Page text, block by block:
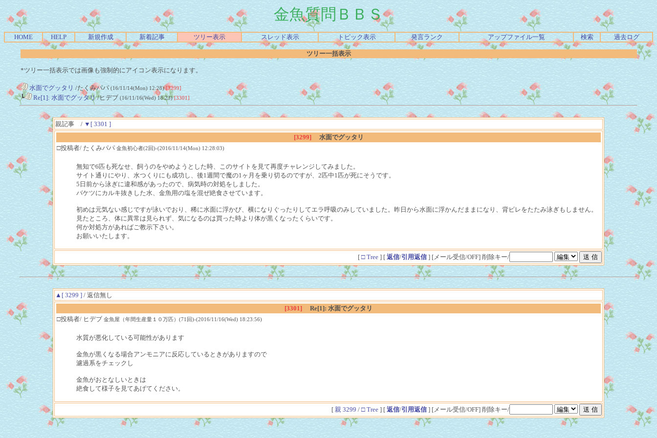
金魚質問ＢＢＳ
HOME HELP 新規作成 新着記事 ツリー表示 スレッド表示 トピック表示 発言ランク アップファイル一覧 検索 過去ログ
ツリー一括表示
*ツリー一括表示では画像も強制的にアイコン表示になります。
水面でグッタリ /たくみパパ (16/11/14(Mon) 12:28)[3299]
┗ Re[1]: 水面でグッタリ/ヒデブ (16/11/16(Wed) 18:23)[3301]
親記事 / ▼[ 3301 ]
[3299]
水面でグッタリ
□投稿者/ たくみパパ 金魚初心者(2回)-(2016/11/14(Mon) 12:28:03)
無知で6匹も死なせ、飼うのをやめようとした時、このサイトを見て再度チャレンジしてみました。
サイト通りにやり、水つくりにも成功し、後1週間で魔の1ヶ月を乗り切るのですが、2匹中1匹が死にそうです。
5日前から泳ぎに違和感があったので、病気時の対処をしました。
バケツにカルキ抜きした水、金魚用の塩を混ぜ絶食させています。
初めは元気ない感じですが泳いでおり、稀に水面に浮かび、横になりぐったりしてエラ呼吸のみしていました。昨日から水面に浮かんだままになり、背ビレをたたみ泳ぎもしません。
見たところ、体に異常は見られず、気になるのは買った時より体が黒くなったくらいです。
何か対処方があればご教示下さい。
お願いいたします。
[ □ Tree ] [ 返信/引用返信 ] [メール受信/OFF] 削除キー/
▲[ 3299 ] / 返信無し
[3301]
Re[1]: 水面でグッタリ
□投稿者/ ヒデブ 金魚屋（年間生産量１０万匹）(71回)-(2016/11/16(Wed) 18:23:56)
水質が悪化している可能性があります
金魚が黒くなる場合アンモニアに反応しているときがありますので
濾過系をチェックし
金魚がおとなしいときは
絶食して様子を見てあげてください。
[ 親 3299 / □ Tree ] [ 返信/引用返信 ] [メール受信/OFF] 削除キー/